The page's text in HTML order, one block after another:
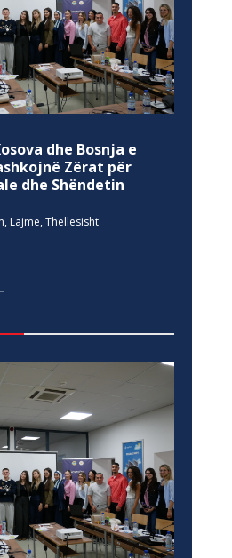
dhe Bosnja e
Zërat për
dhe Shëndetin
, Lajme, Thellesisht